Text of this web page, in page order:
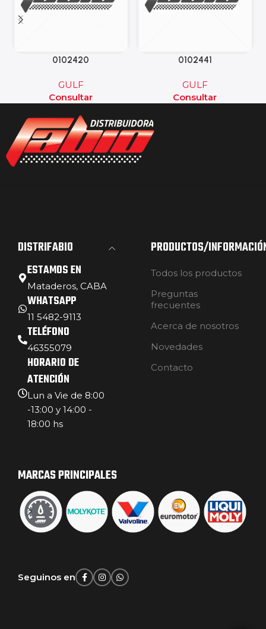
0102420
GULF
Consultar
0102441
GULF
Consultar
DISTRIFABIO
ESTAMOS EN
Mataderos, CABA
WHATSAPP
11 5482-9113
TELÉFONO
46355079
HORARIO DE
ATENCIÓN
Lun a Vie de 8:00
-13:00 y 14:00 -
18:00 hs
PRODUCTOS/
Todos los productos
Preguntas
frecuentes
Acerca de nosotros
Novedades
Contacto
MARCAS PRINCIPALES
Seguinos en